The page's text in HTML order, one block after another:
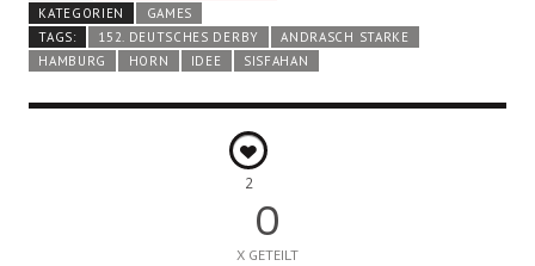
KATEGORIEN
GAMES
TAGS:
152. DEUTSCHES DERBY
ANDRASCH STARKE
HAMBURG
HORN IDEE SISFAHAN
2
0
X GETEILT